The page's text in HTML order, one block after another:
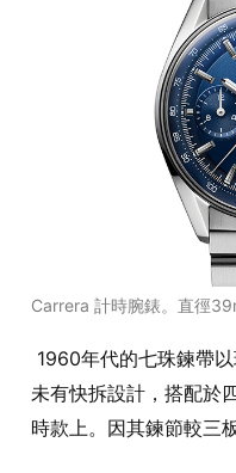
Carrera 計時腕錶。直徑
1960年代的七珠鍊帶
未有快拆設計，搭配於
時款上。因其鍊節較三